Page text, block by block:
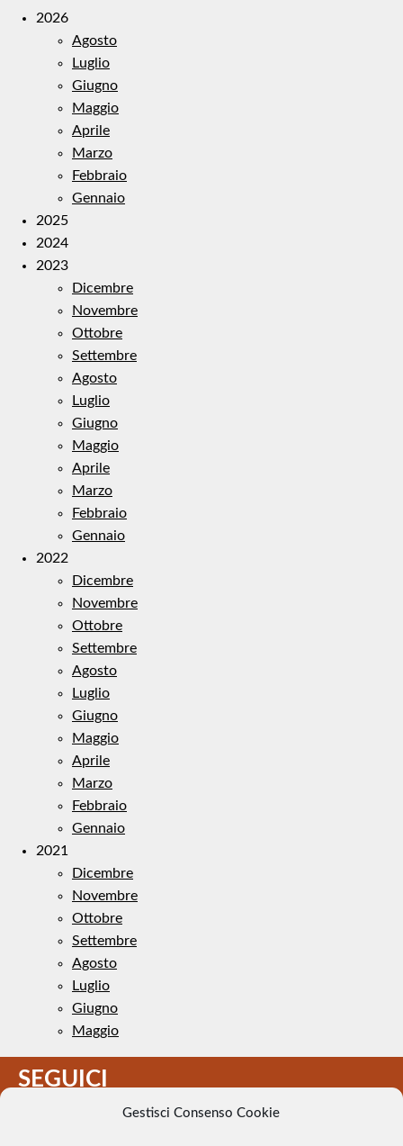
Gestisci Consenso Cookie
2026
Agosto
Luglio
Giugno
Maggio
Aprile
Marzo
Febbraio
Gennaio
2025
2024
2023
Dicembre
Novembre
Ottobre
Settembre
Agosto
Luglio
Giugno
Maggio
Aprile
Marzo
Febbraio
Gennaio
2022
Dicembre
Novembre
Ottobre
Settembre
Agosto
Luglio
Giugno
Maggio
Aprile
Marzo
Febbraio
Gennaio
2021
Dicembre
Novembre
Ottobre
Settembre
Agosto
Luglio
Giugno
Maggio
SEGUICI